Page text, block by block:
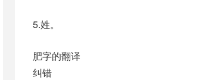
5.姓。
肥字的翻译
纠错